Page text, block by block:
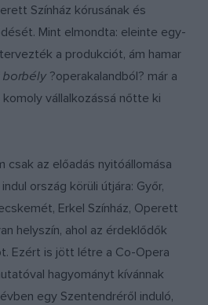
Színház kórusának és
Mint elmondta: eleinte egy-
a produkciót, ám hamar
borbély ?operakalandból? már a
vállalkozássá nőtte ki
csak az előadás nyitóállomása
ország körüli útjára: Győr,
Erkel Színház, Operett
helyszín, ahol az érdeklődők
Ezért is jött létre a Co-Opera
hagyományt kívánnak
egy Szentendréről induló,